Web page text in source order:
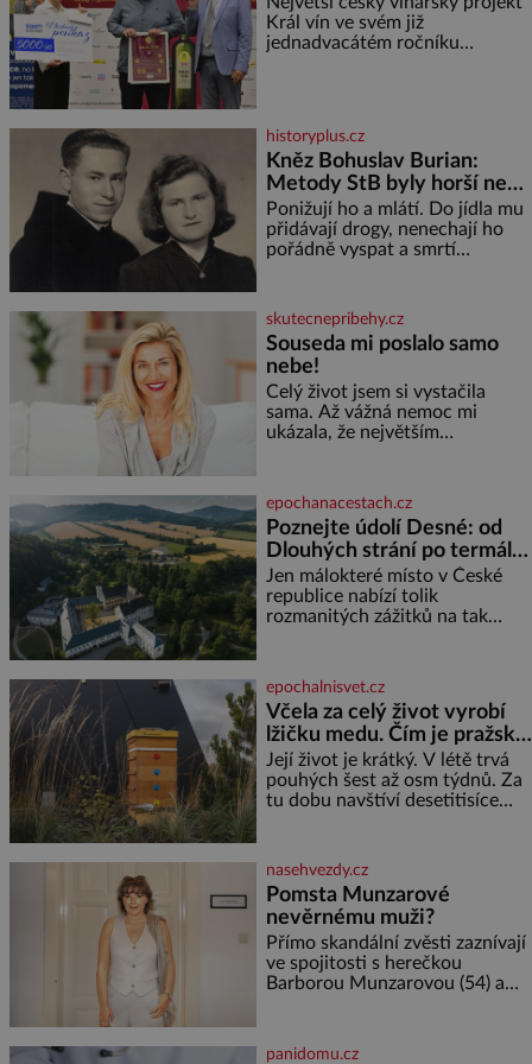
Král vín ve svém již
jednadvacátém ročníku
historyplus.cz
Kněz Bohuslav Burian:
Metody StB byly horší než
gestapácké trýznění
Ponižují ho a mlátí. Do jídla mu
přidávají drogy, nenechají ho
pořádně vyspat a smrtí
estébákům podepíše všechno,
co po něm chtějí. Svým
podpisem jim potvrdí také to, že
na něj během výslechů nikdo
nevyvíjel fyzický ani psychický
nátlak. Syn brněnského řezníka
chce být knězem a
skutecnepribehy.cz
Souseda mi poslalo samo
nebe!
Celý život jsem si vystačila
sama. Až vážná nemoc mi
ukázala, že největším
ochotný podat pomocnou ruku.
Vždycky jsem byla spíš
samotářka. Nepotřebovala jsem
kolem sebe partu kamarádek
ani partnera. Stačily mi knihy,
práce a hlavně klid. Hned po
studiích jsem odešla z rodného
epochanacestach.cz
Poznejte údolí Desné: od
Dlouhých strání po termální
prameny
Jen málokteré místo v České
republice nabízí tolik
rozmanitých zážitků na tak
jediného dne můžete
nahlédnout do útrob jedné z
nejvýznamnějších vodních
elektráren v Evropě, vydat se na
horské hřebeny, projet se na
koloběžce a den zakončit
poznáváním památek ve
epochalnisvet.cz
Včela za celý život vyrobí
lžičku medu. Čím je pražský
med ze střech tak ceněný?
Její život je krátký. V létě trvá
pouhých šest až osm týdnů. Za
tu dobu navštíví desetitisíce
medu – zhruba jednu čajovou
lžičku. Sama o sobě se může
zdát bezvýznamná. Teprve když
se spojí s dalšími desítkami tisíc
příslušnic svého včelstva,
vznikne jeden z
nejdokonalejších organismů
nasehvezdy.cz
Pomsta Munzarové
nevěrnému muži?
Přímo skandální zvěsti zaznívají
ve spojitosti s herečkou
Barborou Munzarovou (54) a
viděna s jakýmsi sympaťákem, s
panidomu.cz